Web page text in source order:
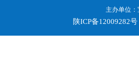
主办单位
陕ICP备12009282号